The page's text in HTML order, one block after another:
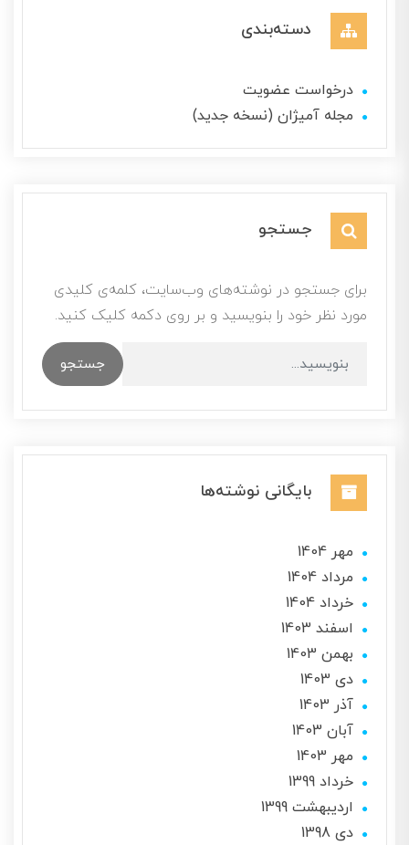
دسته‌بندی
درخواست عضویت
مجله آمیژان (نسخه جدید)
جستجو
برای جستجو در نوشته‌های وب‌سایت، کلمه‌ی کلیدی
مورد نظر خود را بنویسید و بر روی دکمه کلیک کنید.
جستجو
بایگانی نوشته‌ها
مهر 1404
مرداد 1404
خرداد 1404
اسفند 1403
بهمن 1403
دی 1403
آذر 1403
آبان 1403
مهر 1403
خرداد 1399
ارديبهشت 1399
دی 1398